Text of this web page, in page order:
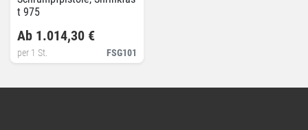
t 975
FSG101
Ab 1.014,30 €
per 1 St.